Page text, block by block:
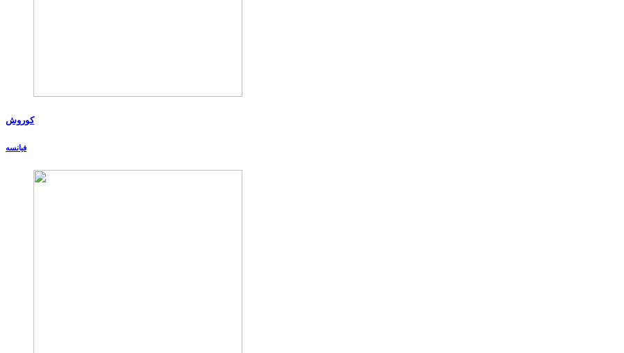
کوروش
فیانسه